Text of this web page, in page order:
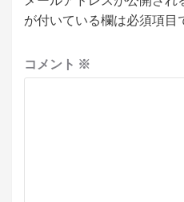
が付いている欄は必須項目
コメント ※